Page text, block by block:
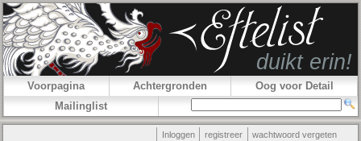
Voorpagina Achtergronden
Oog voor Detail
Mailinglist
Inloggen registreer wachtwoord vergeten